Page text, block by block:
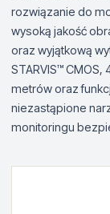
rozwiązanie do
wysoką jakość
oraz wyjątkową
STARVIS™
metrów oraz
niezastąpione
monitoringu